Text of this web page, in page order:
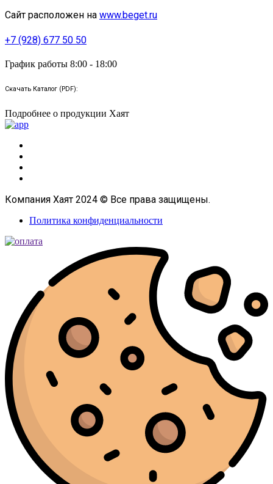
Сайт расположен на www.beget.ru
+7 (928) 677 50 50
График работы 8:00 - 18:00
Скачать Каталог (PDF):
Подробнее о продукции Хаят
Компания Хаят 2024 © Все права защищены.
Политика конфиденциальности